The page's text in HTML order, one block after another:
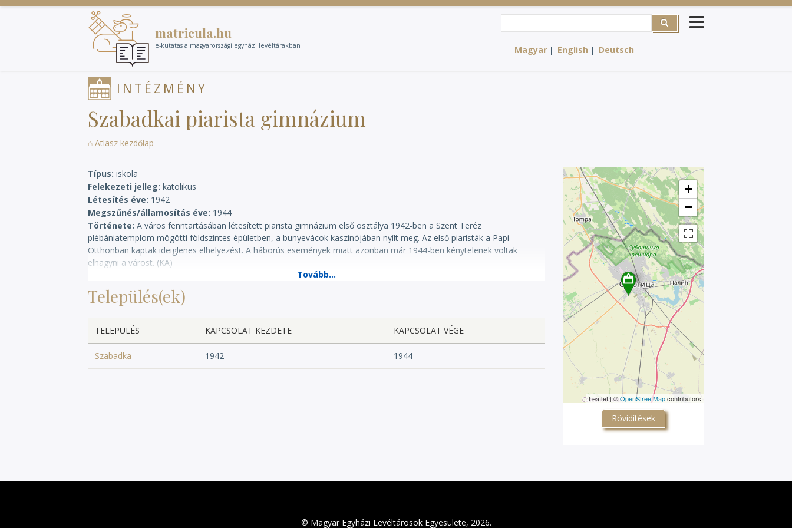
Ugrás
matricula.hu
e-kutatas a magyarországi egyházi levéltárakban
Search
Magyar English Deutsch
INTÉZMÉNY
Szabadkai piarista gimnázium
⌂ Atlasz kezdőlap
Típus iskola
Felekezeti jelleg katolikus
Létesítés éve 1942
Megszűnés/államosítás éve 1944
Története A város fenntartásában létesített piarista gimnázium első osztálya 1942-ben a Szent Teréz
plébániatemplom mögötti földszintes épületben, a bunyevácok kaszinójában nyílt meg. Az első piaristák a Papi
Otthonban kaptak ideiglenes elhelyezést. A háborús események miatt azonban már 1944-ben kénytelenek voltak
elhagyni a várost. (KA)
Település(ek)
TELEPÜLÉS KAPCSOLAT KEZDETE KAPCSOLAT VÉGE
Szabadka 1942 1944
+
−
Leaflet | ©OpenStreetMapcontributors
Rövidítések
© Magyar Egyházi Levéltárosok Egyesülete, 2026.